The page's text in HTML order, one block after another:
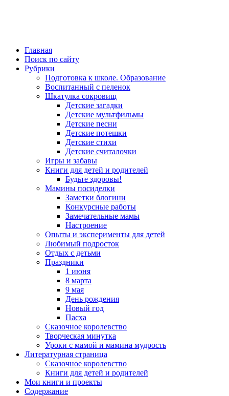
Главная
Поиск по сайту
Рубрики
Подготовка к школе. Образование
Воспитанный с пеленок
Шкатулка сокровищ
Детские загадки
Детские мультфильмы
Детские песни
Детские потешки
Детские стихи
Детские считалочки
Игры и забавы
Книги для детей и родителей
Будьте здоровы!
Мамины посиделки
Заметки блогини
Конкурсные работы
Замечательные мамы
Настроение
Опыты и эксперименты для детей
Любимый подросток
Отдых с детьми
Праздники
1 июня
8 марта
9 мая
День рождения
Новый год
Пасха
Сказочное королевство
Творческая минутка
Уроки с мамой и мамина мудрость
Литературная страница
Сказочное королевство
Книги для детей и родителей
Мои книги и проекты
Содержание